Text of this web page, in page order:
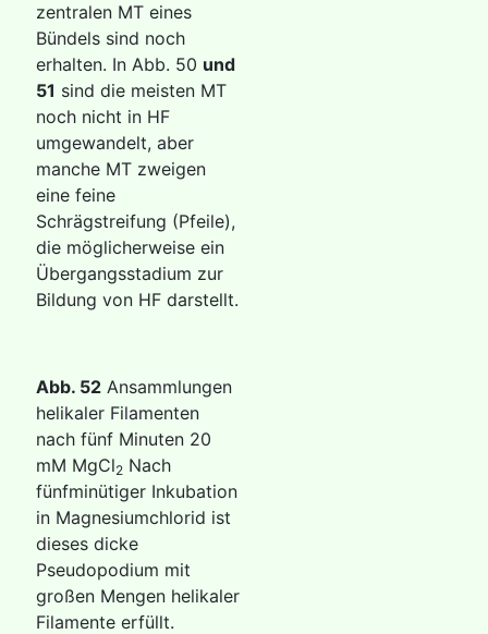
zentralen MT eines
Bündels sind noch
erhalten. In Abb. 50 und
51 sind die meisten MT
noch nicht in HF
umgewandelt, aber
manche MT zweigen
eine feine
Schrägstreifung (Pfeile),
die möglicherweise ein
Übergangsstadium zur
Bildung von HF darstellt.
Abb. 52 Ansammlungen
helikaler Filamenten
nach fünf Minuten 20
mM MgCl2 Nach
fünfminütiger Inkubation
in Magnesiumchlorid ist
dieses dicke
Pseudopodium mit
großen Mengen helikaler
Filamente erfüllt.